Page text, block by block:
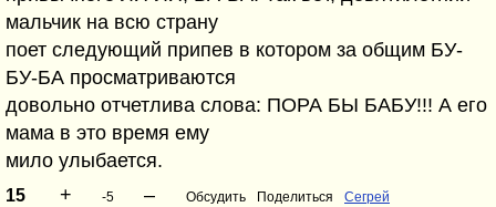
мальчик на всю страну
поет следующий припев в котором за общим БУ-
БУ-БА просматриваются
довольно отчетлива слова: ПОРА БЫ БАБУ!!! А его
мама в это время ему
мило улыбается.
15 + -5 – Обсудить Поделиться Сегрей